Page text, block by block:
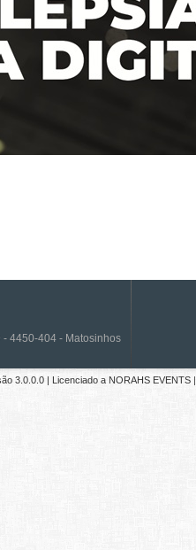
- 4450-404 - Matosinhos
3.0.0.0| Licenciado a NORAHS EVENTS